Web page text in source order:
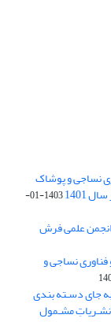
و فناوری نساجی و پوشاک
1403-01-
انجمن علمی فرش
نساجی و
ابلاغ آیین نامه 11/25685 مورخ 1398/02/09 به جای دسـته بندی
مشـمول